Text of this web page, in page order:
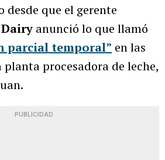
desde que el gerente
anunció lo que llamó
parcial temporal” en las
planta procesadora de leche,
PUBLICIDAD